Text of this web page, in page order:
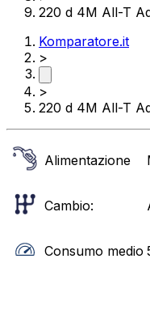
220 d 4M All-T
Komparatore.it
>
>
220 d 4M All-T
Alimentazione
Cambio:
Consumo medio